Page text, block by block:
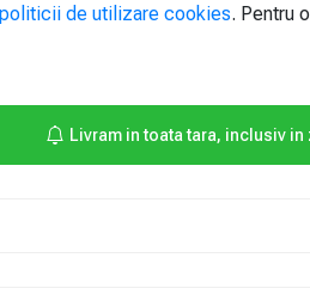
politicii de utilizare cookies. Pentru
Livram in toata tara, inclusiv